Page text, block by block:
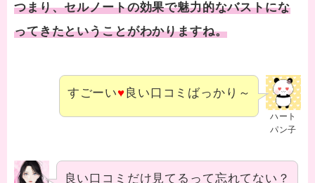
つまり、セルノートの効果で魅力的なバストにな
ってきたということがわかりますね。
ハート
パン子
すごーい♥良い口コミばっかり～
良い口コミだけ見てるって忘れてない？